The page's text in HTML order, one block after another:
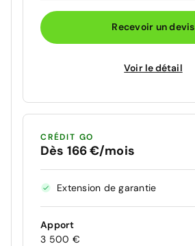
Recevoir un devis
Voir le détail
CRÉDIT GO
Dès 166 €/mois
Extension de garantie
Apport
3 500 €